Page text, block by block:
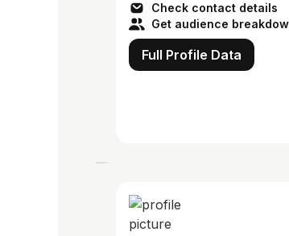
Check contact details
Get audience
Full Profile Data